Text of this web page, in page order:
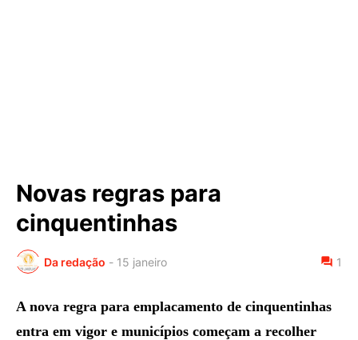
Novas regras para
cinquentinhas
Da redação - 15 janeiro 1
A nova regra para emplacamento de cinquentinhas
entra em vigor e municípios começam a recolher